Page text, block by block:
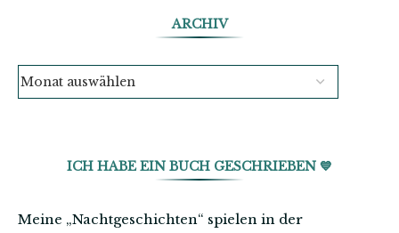
ARCHIV
ICH HABE EIN BUCH GESCHRIEBEN 💙
Meine „Nachtgeschichten“ spielen in der